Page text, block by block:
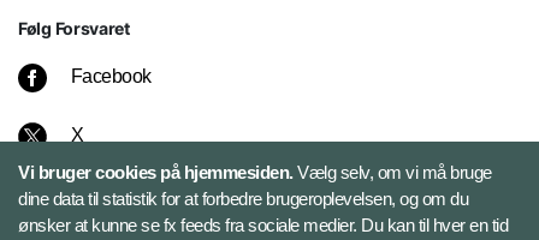
Følg Forsvaret
Facebook
X
Instagram
Vi bruger cookies på hjemmesiden.Vælg selv, om vi må bruge
dine data til statistik for at forbedre brugeroplevelsen, og om du
ønsker at kunne se fx feeds fra sociale medier. Du kan til hver en tid